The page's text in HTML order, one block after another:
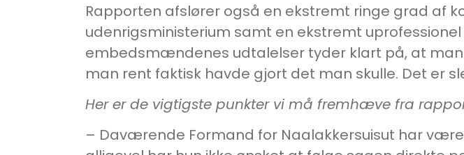
Rapporten afslører også en ekstremt ringe grad af
udenrigsministerium samt en ekstremt
embedsmændenes udtalelser tyder klart på, at
man rent faktisk havde gjort det man skulle. Det er
Her er de vigtigste punkter vi må fremhæve fra
– Daværende Formand for Naalakkersuisut har